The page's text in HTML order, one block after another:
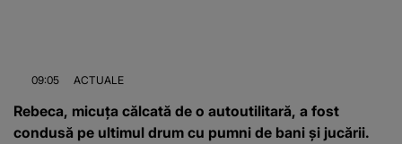
09:05 ACTUALE
Rebeca, micuța călcată de o autoutilitară, a fost
condusă pe ultimul drum cu pumni de bani și jucării.